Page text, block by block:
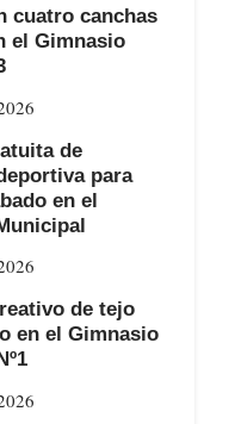
cuatro canchas
el Gimnasio
de
para
en el
de tejo
en el Gimnasio